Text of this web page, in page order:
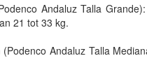
Andaluz Talla
21 tot 33 kg.
Andaluz Talla